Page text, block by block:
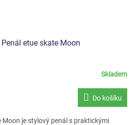
Penál etue skate Moon
Skladem
Do košíku
Moon je stylový penál s praktickými